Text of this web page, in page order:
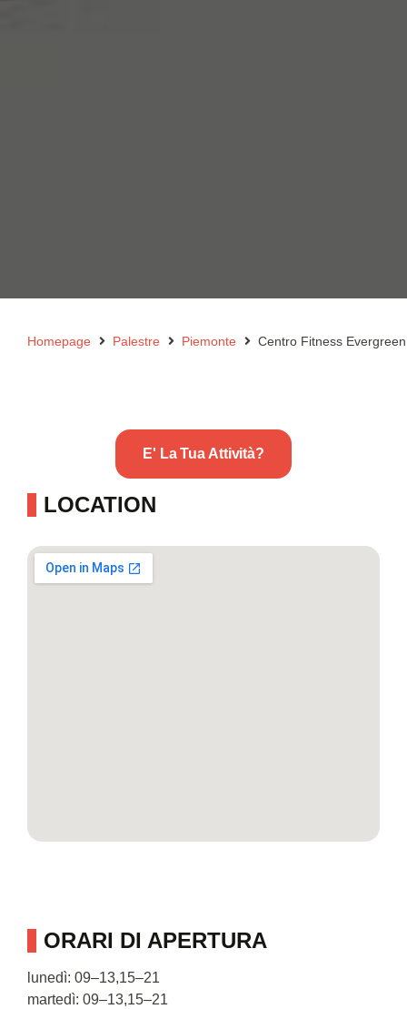
Homepage Palestre Piemonte Centro Fitness Evergreen
E' La Tua Attività?
LOCATION
ORARI DI APERTURA
lunedì: 09–13,15–21
martedì: 09–13,15–21